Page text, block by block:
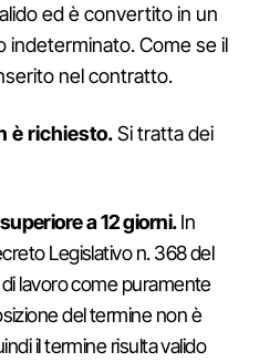
ed è convertito in un
indeterminato. Come se il
nel contratto.
è richiesto.Si tratta dei
a 12 giorni.In
Legislativo n. 368 del
lavoro come puramente
del termine non è
il termine risulta valido